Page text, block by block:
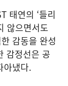
태연의 ‘들리
않으면서도
감동을 완성
감정선은 공
아냈다.